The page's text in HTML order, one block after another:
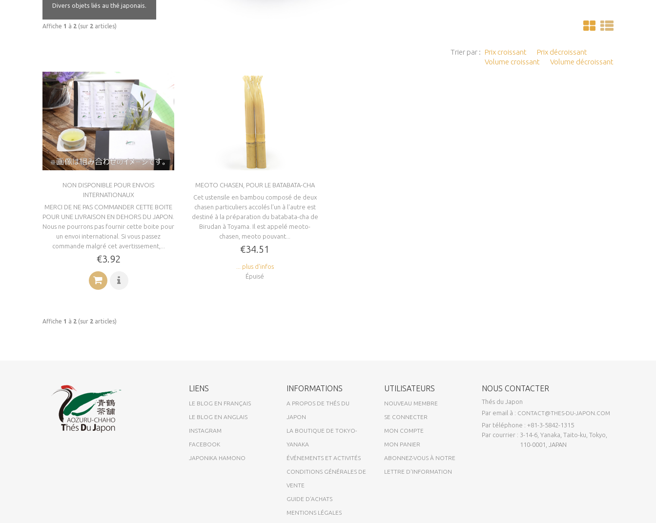
Divers objets liés au thé japonais.
Affiche 1 à 2 (sur 2 articles)
Prix croissant
Prix décroissant
Volume croissant
Volume décroissant
Trier par :
NON DISPONIBLE POUR ENVOIS
INTERNATIONAUX
MERCI DE NE PAS COMMANDER CETTE BOITE
POUR UNE LIVRAISON EN DEHORS DU JAPON.
Nous ne pourrons pas fournir cette boite pour
un envoi international. Si vous passez
commande malgré cet avertissement,...
€3.92
MEOTO CHASEN, POUR LE BATABATA-CHA
Cet ustensile en bambou composé de deux
chasen particuliers accolés l'un à l'autre est
destiné à la préparation du batabata-cha de
Birudan à Toyama. Il est appelé meoto-
chasen, meoto pouvant...
€34.51
... plus d'infos
Épuisé
Affiche 1 à 2 (sur 2 articles)
LIENS
LE BLOG EN FRANÇAIS
LE BLOG EN ANGLAIS
INSTAGRAM
FACEBOOK
JAPONIKA HAMONO
INFORMATIONS
A PROPOS DE THÉS DU
JAPON
LA BOUTIQUE DE TOKYO-
YANAKA
ÉVÉNEMENTS ET ACTIVITÉS
CONDITIONS GÉNÉRALES DE
VENTE
GUIDE D'ACHATS
MENTIONS LÉGALES
UTILISATEURS
NOUVEAU MEMBRE
SE CONNECTER
MON COMPTE
MON PANIER
ABONNEZ-VOUS À NOTRE
LETTRE D'INFORMATION
NOUS CONTACTER
Thés du Japon
Par email à : CONTACT@THES-DU-JAPON.COM
Par téléphone : +81-3-5842-1315
Par courrier : 3-14-6, Yanaka, Taito-ku, Tokyo,
110-0001, JAPAN